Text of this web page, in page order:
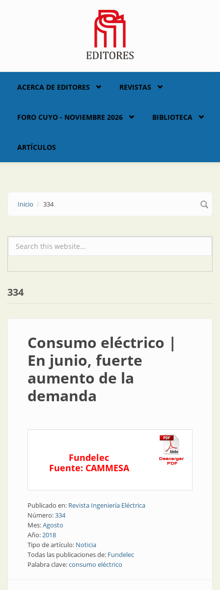
ACERCA DE EDITORES REVISTAS
FORO CUYO - NOVIEMBRE 2026 BIBLIOTECA
ARTÍCULOS
Inicio 334
Formulario de búsqueda
334
Consumo eléctrico |
En junio, fuerte
aumento de la
demanda
Fundelec
Fuente: CAMMESA
Publicado en: Revista Ingeniería Eléctrica
Número:334
Mes:Agosto
Año:2018
Tipo de artículo: Noticia
Todas las publicaciones de: Fundelec
Palabra clave:consumo eléctrico